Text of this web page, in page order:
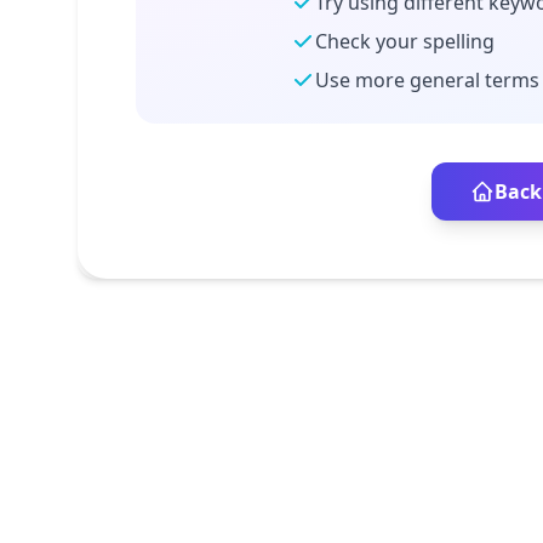
Check your spelling
Use more general terms